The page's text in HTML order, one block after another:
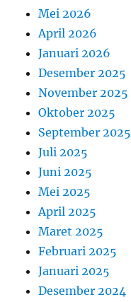
Mei 2026
April 2026
Januari 2026
Desember 2025
November 2025
Oktober 2025
September 2025
Juli 2025
Juni 2025
Mei 2025
April 2025
Maret 2025
Februari 2025
Januari 2025
Desember 2024